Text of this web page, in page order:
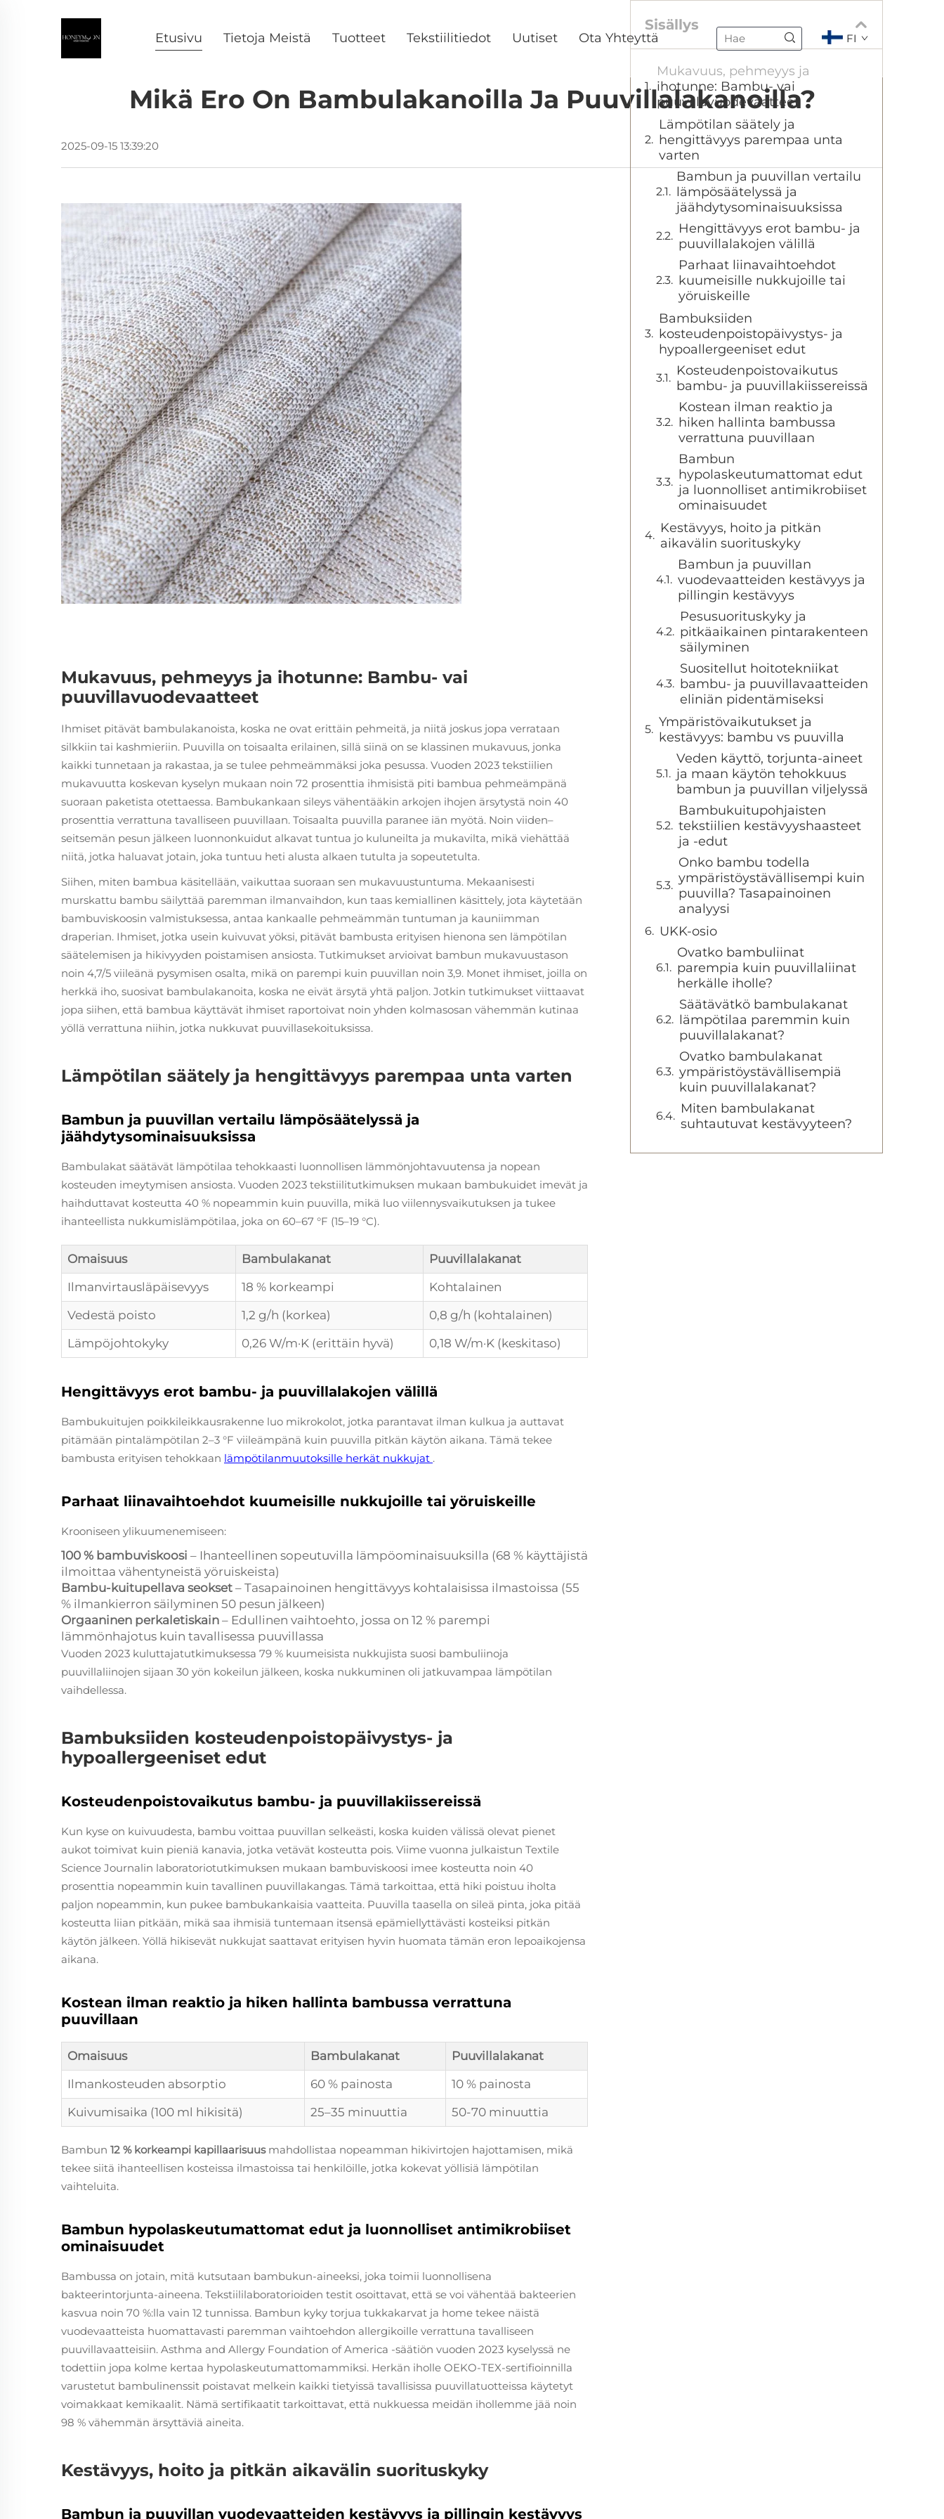
Etusivu Tietoja Meistä Tuotteet Tekstiilitiedot Uutiset Ota Yhteyttä FI
Mikä Ero On Bambulakanoilla Ja Puuvillalakanoilla?
2025-09-15 13:39:20
Mukavuus, pehmeyys ja ihotunne: Bambu- vai
puuvillavuodevaatteet
Ihmiset pitävät bambulakanoista, koska ne ovat erittäin pehmeitä, ja niitä joskus jopa verrataan
silkkiin tai kashmieriin. Puuvilla on toisaalta erilainen, sillä siinä on se klassinen mukavuus, jonka
kaikki tunnetaan ja rakastaa, ja se tulee pehmeämmäksi joka pesussa. Vuoden 2023 tekstiilien
mukavuutta koskevan kyselyn mukaan noin 72 prosenttia ihmisistä piti bambua pehmeämpänä
suoraan paketista otettaessa. Bambukankaan sileys vähentääkin arkojen ihojen ärsytystä noin 40
prosenttia verrattuna tavalliseen puuvillaan. Toisaalta puuvilla paranee iän myötä. Noin viiden–
seitsemän pesun jälkeen luonnonkuidut alkavat tuntua jo kuluneilta ja mukavilta, mikä viehättää
niitä, jotka haluavat jotain, joka tuntuu heti alusta alkaen tutulta ja sopeutetulta.
Siihen, miten bambua käsitellään, vaikuttaa suoraan sen mukavuustuntuma. Mekaanisesti
murskattu bambu säilyttää paremman ilmanvaihdon, kun taas kemiallinen käsittely, jota käytetään
bambuviskoosin valmistuksessa, antaa kankaalle pehmeämmän tuntuman ja kauniimman
draperian. Ihmiset, jotka usein kuivuvat yöksi, pitävät bambusta erityisen hienona sen lämpötilan
säätelemisen ja hikivyyden poistamisen ansiosta. Tutkimukset arvioivat bambun mukavuustason
noin 4,7/5 viileänä pysymisen osalta, mikä on parempi kuin puuvillan noin 3,9. Monet ihmiset, joilla on
herkkä iho, suosivat bambulakanoita, koska ne eivät ärsytä yhtä paljon. Jotkin tutkimukset viittaavat
jopa siihen, että bambua käyttävät ihmiset raportoivat noin yhden kolmasosan vähemmän kutinaa
yöllä verrattuna niihin, jotka nukkuvat puuvillasekoituksissa.
Lämpötilan säätely ja hengittävyys parempaa unta varten
Bambun ja puuvillan vertailu lämpösäätelyssä ja
jäähdytysominaisuuksissa
Bambulakat säätävät lämpötilaa tehokkaasti luonnollisen lämmönjohtavuutensa ja nopean
kosteuden imeytymisen ansiosta. Vuoden 2023 tekstiilitutkimuksen mukaan bambukuidet imevät ja
haihduttavat kosteutta 40 % nopeammin kuin puuvilla, mikä luo viilennysvaikutuksen ja tukee
ihanteellista nukkumislämpötilaa, joka on 60–67 °F (15–19 °C).
Omaisuus Bambulakanat
Puuvillalakanat
Ilmanvirtausläpäisevyys
18 % korkeampi
Kohtalainen
Vedestä poisto
1,2 g/h (korkea)
0,8 g/h (kohtalainen)
Lämpöjohtokyky
0,26 W/m·K (erittäin hyvä) 0,18 W/m·K (keskitaso)
Hengittävyys erot bambu- ja puuvillalakojen välillä
Bambukuitujen poikkileikkausrakenne luo mikrokolot, jotka parantavat ilman kulkua ja auttavat
pitämään pintalämpötilan 2–3 °F viileämpänä kuin puuvilla pitkän käytön aikana. Tämä tekee
bambusta erityisen tehokkaan lämpötilanmuutoksille herkät nukkujat .
Parhaat liinavaihtoehdot kuumeisille nukkujoille tai yöruiskeille
Krooniseen ylikuumenemiseen:
100 % bambuviskoosi – Ihanteellinen sopeutuvilla lämpöominaisuuksilla (68 % käyttäjistä
ilmoittaa vähentyneistä yöruiskeista)
Bambu-kuitupellava seokset – Tasapainoinen hengittävyys kohtalaisissa ilmastoissa (55
% ilmankierron säilyminen 50 pesun jälkeen)
Orgaaninen perkaletiskain – Edullinen vaihtoehto, jossa on 12 % parempi
lämmönhajotus kuin tavallisessa puuvillassa
Vuoden 2023 kuluttajatutkimuksessa 79 % kuumeisista nukkujista suosi bambuliinoja
puuvillaliinojen sijaan 30 yön kokeilun jälkeen, koska nukkuminen oli jatkuvampaa lämpötilan
vaihdellessa.
Bambuksiiden kosteudenpoistopäivystys- ja
hypoallergeeniset edut
Kosteudenpoistovaikutus bambu- ja puuvillakiissereissä
Kun kyse on kuivuudesta, bambu voittaa puuvillan selkeästi, koska kuiden välissä olevat pienet
aukot toimivat kuin pieniä kanavia, jotka vetävät kosteutta pois. Viime vuonna julkaistun Textile
Science Journalin laboratoriotutkimuksen mukaan bambuviskoosi imee kosteutta noin 40
prosenttia nopeammin kuin tavallinen puuvillakangas. Tämä tarkoittaa, että hiki poistuu iholta
paljon nopeammin, kun pukee bambukankaisia vaatteita. Puuvilla taasella on sileä pinta, joka pitää
kosteutta liian pitkään, mikä saa ihmisiä tuntemaan itsensä epämiellyttävästi kosteiksi pitkän
käytön jälkeen. Yöllä hikisevät nukkujat saattavat erityisen hyvin huomata tämän eron lepoaikojensa
aikana.
Kostean ilman reaktio ja hiken hallinta bambussa verrattuna
puuvillaan
Omaisuus Bambulakanat
Puuvillalakanat
Ilmankosteuden absorptio
60 % painosta
10 % painosta
Kuivumisaika (100 ml hikisitä)
25–35 minuuttia 50-70 minuuttia
Bambun 12 % korkeampi kapillaarisuus mahdollistaa nopeamman hikivirtojen hajottamisen, mikä
tekee siitä ihanteellisen kosteissa ilmastoissa tai henkilöille, jotka kokevat yöllisiä lämpötilan
vaihteluita.
Bambun hypolaskeutumattomat edut ja luonnolliset antimikrobiiset
ominaisuudet
Bambussa on jotain, mitä kutsutaan bambukun-aineeksi, joka toimii luonnollisena
bakteerintorjunta-aineena. Tekstiililaboratorioiden testit osoittavat, että se voi vähentää bakteerien
kasvua noin 70 %:lla vain 12 tunnissa. Bambun kyky torjua tukkakarvat ja home tekee näistä
vuodevaatteista huomattavasti paremman vaihtoehdon allergikoille verrattuna tavalliseen
puuvillavaatteisiin. Asthma and Allergy Foundation of America -säätiön vuoden 2023 kyselyssä ne
todettiin jopa kolme kertaa hypolaskeutumattomammiksi. Herkän iholle OEKO-TEX-sertifioinnilla
varustetut bambulinenssit poistavat melkein kaikki tietyissä tavallisissa puuvillatuotteissa käytetyt
voimakkaat kemikaalit. Nämä sertifikaatit tarkoittavat, että nukkuessa meidän ihollemme jää noin
98 % vähemmän ärsyttäviä aineita.
Kestävyys, hoito ja pitkän aikavälin suorituskyky
Bambun ja puuvillan vuodevaatteiden kestävyys ja pillingin kestävyys
Sisällys
Mukavuus, pehmeyys ja
ihotunne: Bambu- vai
puuvillavuodevaatteet
Lämpötilan säätely ja
hengittävyys parempaa unta
varten
Bambun ja puuvillan vertailu
lämpösäätelyssä ja
jäähdytysominaisuuksissa
Hengittävyys erot bambu- ja
puuvillalakojen välillä
Parhaat liinavaihtoehdot
kuumeisille nukkujoille tai
yöruiskeille
Bambuksiiden
kosteudenpoistopäivystys- ja
hypoallergeeniset edut
Kosteudenpoistovaikutus
bambu- ja puuvillakiissereissä
Kostean ilman reaktio ja
hiken hallinta bambussa
verrattuna puuvillaan
Bambun
hypolaskeutumattomat edut
ja luonnolliset antimikrobiiset
ominaisuudet
Kestävyys, hoito ja pitkän
aikavälin suorituskyky
Bambun ja puuvillan
vuodevaatteiden kestävyys ja
pillingin kestävyys
Pesusuorituskyky ja
pitkäaikainen pintarakenteen
säilyminen
Suositellut hoitotekniikat
bambu- ja puuvillavaatteiden
eliniän pidentämiseksi
Ympäristövaikutukset ja
kestävyys: bambu vs puuvilla
Veden käyttö, torjunta-aineet
ja maan käytön tehokkuus
bambun ja puuvillan viljelyssä
Bambukuitupohjaisten
tekstiilien kestävyyshaasteet
ja -edut
Onko bambu todella
ympäristöystävällisempi kuin
puuvilla? Tasapainoinen
analyysi
UKK-osio
Ovatko bambuliinat
parempia kuin puuvillaliinat
herkälle iholle?
Säätävätkö bambulakanat
lämpötilaa paremmin kuin
puuvillalakanat?
Ovatko bambulakanat
ympäristöystävällisempiä
kuin puuvillalakanat?
Miten bambulakanat
suhtautuvat kestävyyteen?